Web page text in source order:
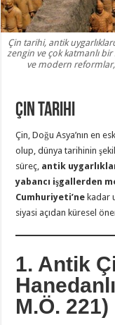
Çin tarihi, antik
zengin ve çok katmanlı
ve modern
Çin Tarihi
Çin, Doğu Asya’nın en
olup, dünya tarihinin
süreç, antik
yabancı işgallerden
Cumhuriyeti’ne kadar
siyasi açıdan küresel
1. Antik
M.Ö. 221)